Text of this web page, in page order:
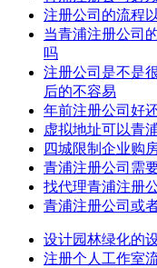
注册公司的流程
当青浦注册公司
吗
注册公司是不是
后的不容易
年前注册公司好
虚拟地址可以青
四城限制企业购
青浦注册公司需
找代理青浦注册
青浦注册公司或
设计园林绿化的
注册个人工作室